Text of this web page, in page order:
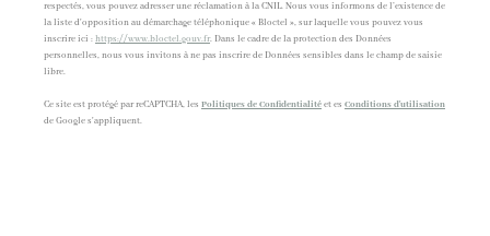
respectés, vous pouvez adresser une réclamation à la CNIL. Nous vous informons de l’existence de
la liste d'opposition au démarchage téléphonique « Bloctel », sur laquelle vous pouvez vous
inscrire ici :https://www.bloctel.gouv.fr. Dans le cadre de la protection des Données
personnelles, nous vous invitons à ne pas inscrire de Données sensibles dans le champ de saisie
libre.
Ce site est protégé par reCAPTCHA, les Politiques de Confidentialitéet es Conditions d'utilisation
de Google s'appliquent.